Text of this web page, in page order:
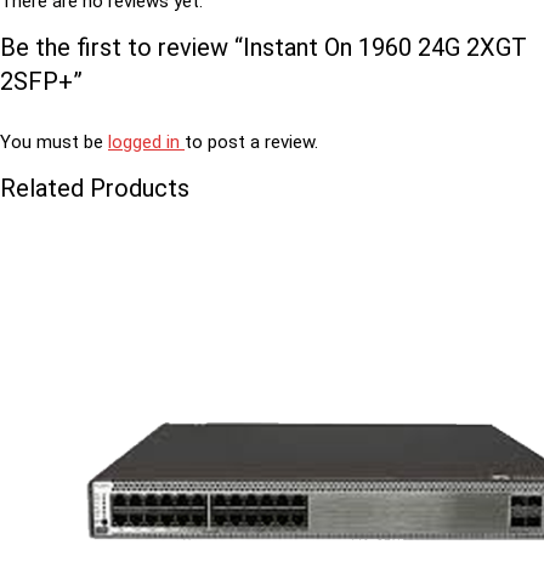
Be the first to review “Instant On 1960 24G 2XGT
2SFP+”
You must be logged in to post a review.
Related Products